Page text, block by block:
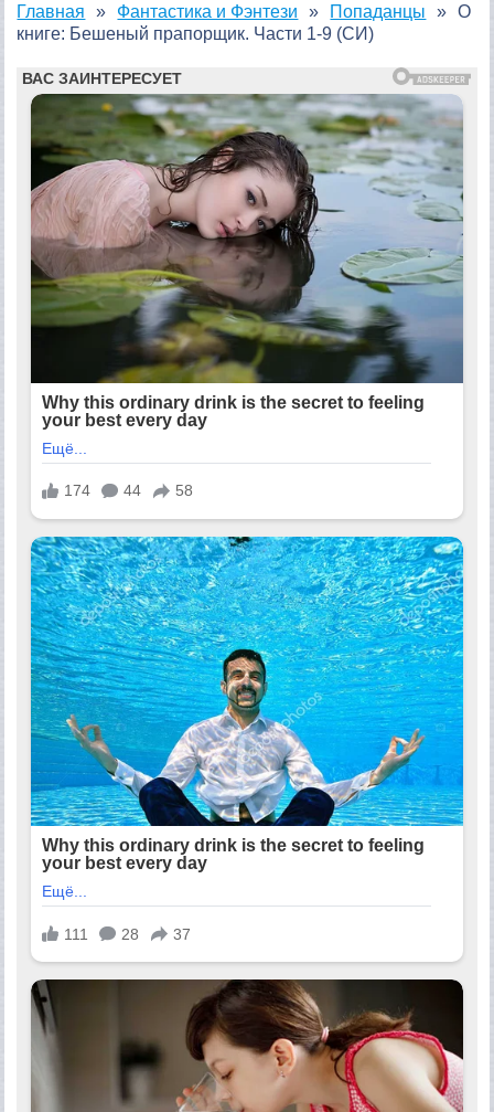
Главная Фантастика и Фэнтези Попаданцы
О
книге: Бешеный прапорщик. Части 1-9 (СИ)